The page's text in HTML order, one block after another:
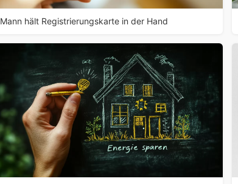
Mann hält Registrierungskarte in der Hand